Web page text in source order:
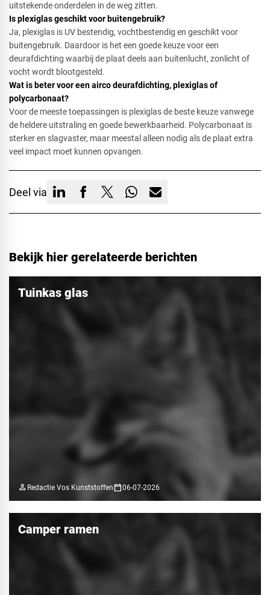
uitstekende onderdelen in de weg zitten.
Is plexiglas geschikt voor buitengebruik?​
Ja, plexiglas is UV bestendig, vochtbestendig en geschikt voor
buitengebruik. Daardoor is het een goede keuze voor een
deurafdichting waarbij de plaat deels aan buitenlucht, zonlicht of
vocht wordt blootgesteld.
Wat is beter voor een airco deurafdichting, plexiglas of
polycarbonaat?​
Voor de meeste toepassingen is plexiglas de beste keuze vanwege
de heldere uitstraling en goede bewerkbaarheid. Polycarbonaat is
sterker en slagvaster, maar meestal alleen nodig als de plaat extra
veel impact moet kunnen opvangen.
Deel via
Bekijk hier gerelateerde berichten
Tuinkas glas
person Redactie Vos Kunststoffencalendar_today06-07-2026
Camper ramen